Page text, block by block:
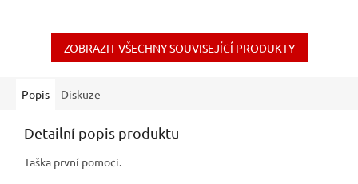
např.kanceláře,...
ušním...
ZOBRAZIT VŠECHNY SOUVISEJÍCÍ PRODUKTY
Popis Diskuze
Detailní popis produktu
Taška první pomoci.